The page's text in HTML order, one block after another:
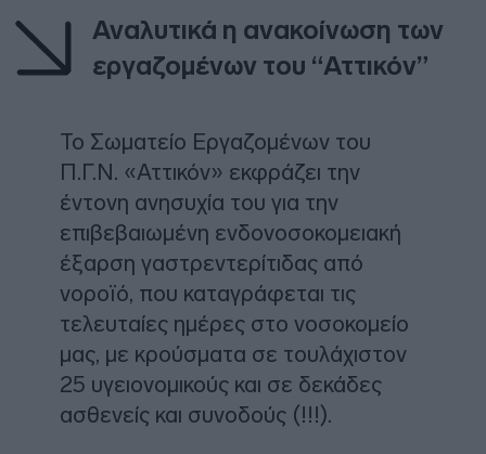
Αναλυτικά η ανακοίνωση των
εργαζομένων του “Αττικόν”
Το Σωματείο Εργαζομένων του
Π.Γ.Ν. «Αττικόν» εκφράζει την
έντονη ανησυχία του για την
επιβεβαιωμένη ενδονοσοκομειακή
έξαρση γαστρεντερίτιδας από
νοροϊό, που καταγράφεται τις
τελευταίες ημέρες στο νοσοκομείο
μας, με κρούσματα σε τουλάχιστον
25 υγειονομικούς και σε δεκάδες
ασθενείς και συνοδούς (!!!).